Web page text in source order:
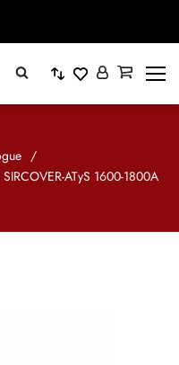
/
ATyS 1600-1800A